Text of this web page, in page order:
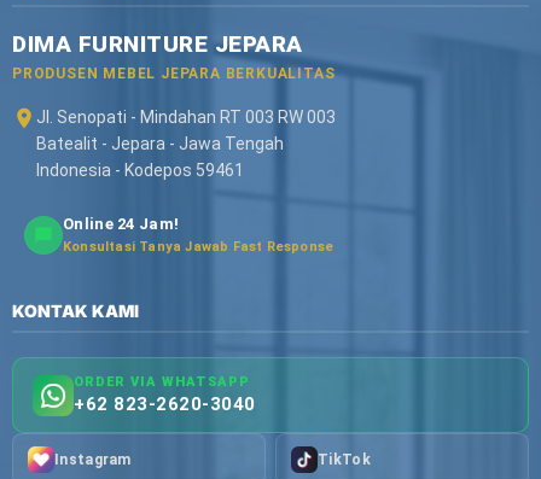
DIMA FURNITURE JEPARA
PRODUSEN MEBEL JEPARA BERKUALITAS
Jl. Senopati - Mindahan RT 003 RW 003
Batealit - Jepara - Jawa Tengah
Indonesia - Kodepos 59461
Online 24 Jam!
Konsultasi Tanya Jawab Fast Response
KONTAK KAMI
ORDER VIA WHATSAPP
+62 823-2620-3040
Instagram TikTok